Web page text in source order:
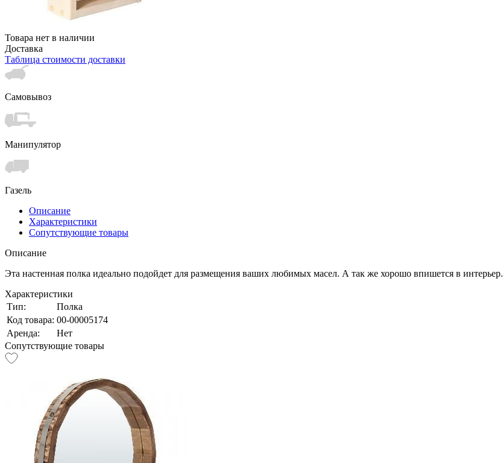
Товара нет в наличии
Доставка
Таблица стоимости доставки
Самовывоз
Манипулятор
Газель
Описание
Характеристики
Сопутствующие товары
Описание
Эта настенная полка идеально подойдет для размещения ваших любимых масел. А так же хорошо впишется в интерьер.
Характеристики
Тип:
Полка
Код товара: 00-00005174
Аренда:
Нет
Сопутствующие товары